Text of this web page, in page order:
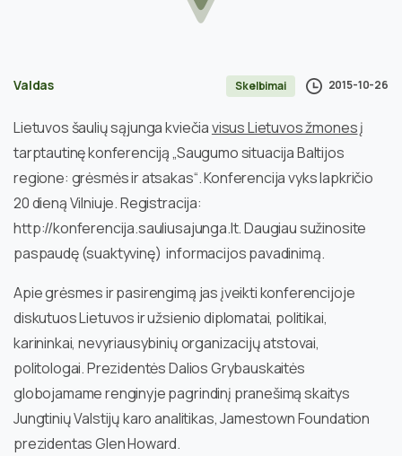
Valdas Skelbimai 2015-10-26
Lietuvos šaulių sąjunga kviečiavisus Lietuvos žmonesį
tarptautinę konferenciją „Saugumo situacija Baltijos
regione: grėsmės ir atsakas“. Konferencija vyks lapkričio
20 dieną Vilniuje. Registracija:
http://konferencija.sauliusajunga.lt. Daugiau sužinosite
paspaudę (suaktyvinę) informacijos pavadinimą.
Apie grėsmes ir pasirengimą jas įveikti konferencijoje
diskutuos Lietuvos ir užsienio diplomatai, politikai,
karininkai, nevyriausybinių organizacijų atstovai,
politologai. Prezidentės Dalios Grybauskaitės
globojamame renginyje pagrindinį pranešimą skaitys
Jungtinių Valstijų karo analitikas, Jamestown Foundation
prezidentas Glen Howard.